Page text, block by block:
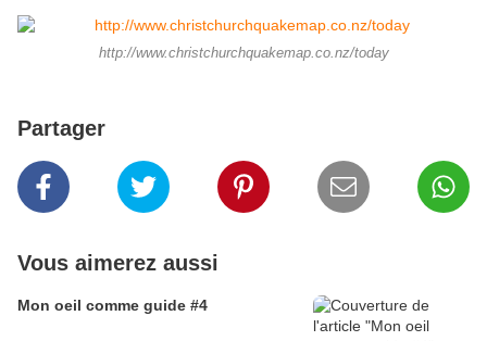
http://www.christchurchquakemap.co.nz/today
Partager
Vous aimerez aussi
Mon oeil comme guide #4